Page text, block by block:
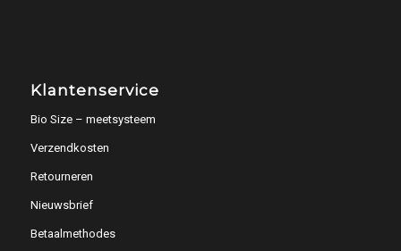
Klantenservice
Bio Size – meetsysteem
Verzendkosten
Retourneren
Nieuwsbrief
Betaalmethodes